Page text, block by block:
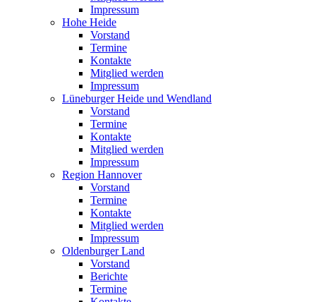
Impressum
Hohe Heide
Vorstand
Termine
Kontakte
Mitglied werden
Impressum
Lüneburger Heide und Wendland
Vorstand
Termine
Kontakte
Mitglied werden
Impressum
Region Hannover
Vorstand
Termine
Kontakte
Mitglied werden
Impressum
Oldenburger Land
Vorstand
Berichte
Termine